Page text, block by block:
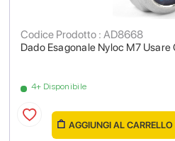
Dado Esagonale Nyloc M7 Usare
Codice Prodotto : AD8668
4+ Disponibile
AGGIUNGI AL CARRELLO